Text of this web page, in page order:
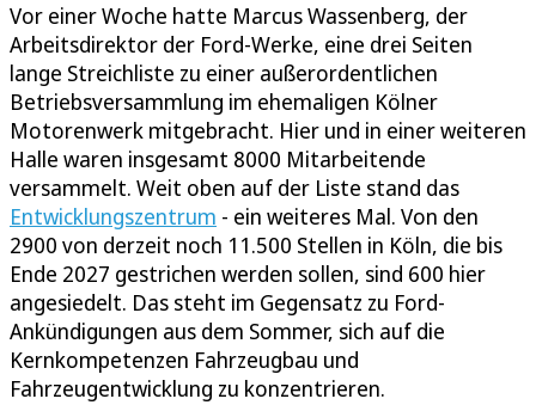
Vor einer Woche hatte Marcus Wassenberg, der
Arbeitsdirektor der Ford-Werke, eine drei Seiten
lange Streichliste zu einer außerordentlichen
Betriebsversammlung im ehemaligen Kölner
Motorenwerk mitgebracht. Hier und in einer weiteren
Halle waren insgesamt 8000 Mitarbeitende
versammelt. Weit oben auf der Liste stand das
Entwicklungszentrum - ein weiteres Mal. Von den
2900 von derzeit noch 11.500 Stellen in Köln, die bis
Ende 2027 gestrichen werden sollen, sind 600 hier
angesiedelt. Das steht im Gegensatz zu Ford-
Ankündigungen aus dem Sommer, sich auf die
Kernkompetenzen Fahrzeugbau und
Fahrzeugentwicklung zu konzentrieren.